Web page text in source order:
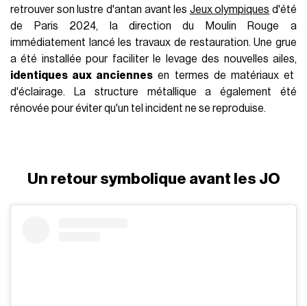
ses ailes
@secondpaul
Le Moulin Rouge a perdu ses ailes
#paris
#moulinrouge
#moulinrougemusical
#moulinrougebroadway
#frenchcancan
#pigalle
#montmartre
green to blue (Sped Up) - Aurenth
comme
Toulouse-Lautrecet
est l'un des
monuments les plus emblématiques de Paris. Depuis 1889, il
attire des visiteurs du monde entier, fascinés par son